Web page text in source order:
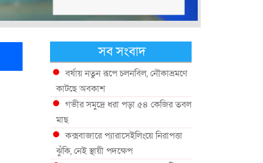
সব সংবাদ
বর্ষায় নতুন রূপে চলনবিল, নৌকাভ্রমণে
কাটছে অবকাশ
গভীর সমুদ্রে ধরা পড়া ৫৪ কেজির তবল
মাছ
কক্সবাজারে প্যারাসেইলিংয়ে নিরাপত্তা
ঝুঁকি, নেই স্থায়ী পদক্ষেপ